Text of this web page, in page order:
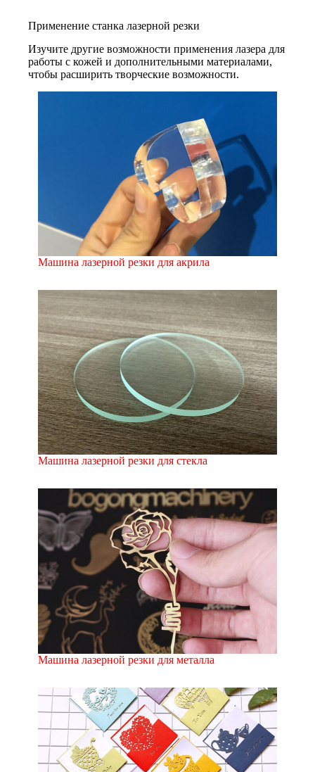
Применение станка лазерной резки
Изучите другие возможности применения лазера для
работы с кожей и дополнительными материалами,
чтобы расширить творческие возможности.
Машина лазерной резки для акрила
Машина лазерной резки для стекла
Машина лазерной резки для металла